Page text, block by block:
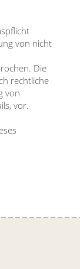
von nicht
Die
rechtliche
von
vor.